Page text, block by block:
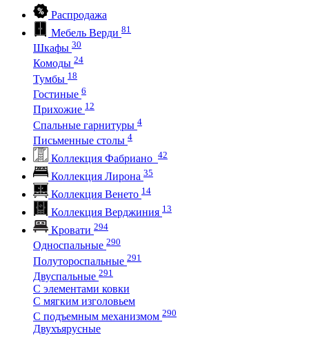
Распродажа
Мебель Верди 81
Шкафы 30
Комоды 24
Тумбы 18
Гостиные 6
Прихожие 12
Спальные гарнитуры 4
Письменные столы 4
Коллекция Фабриано 42
Коллекция Лирона 35
Коллекция Венето 14
Коллекция Верджиния 13
Кровати 294
Односпальные 290
Полутороспальные 291
Двуспальные 291
С элементами ковки
С мягким изголовьем
С подъемным механизмом 290
Двухъярусные